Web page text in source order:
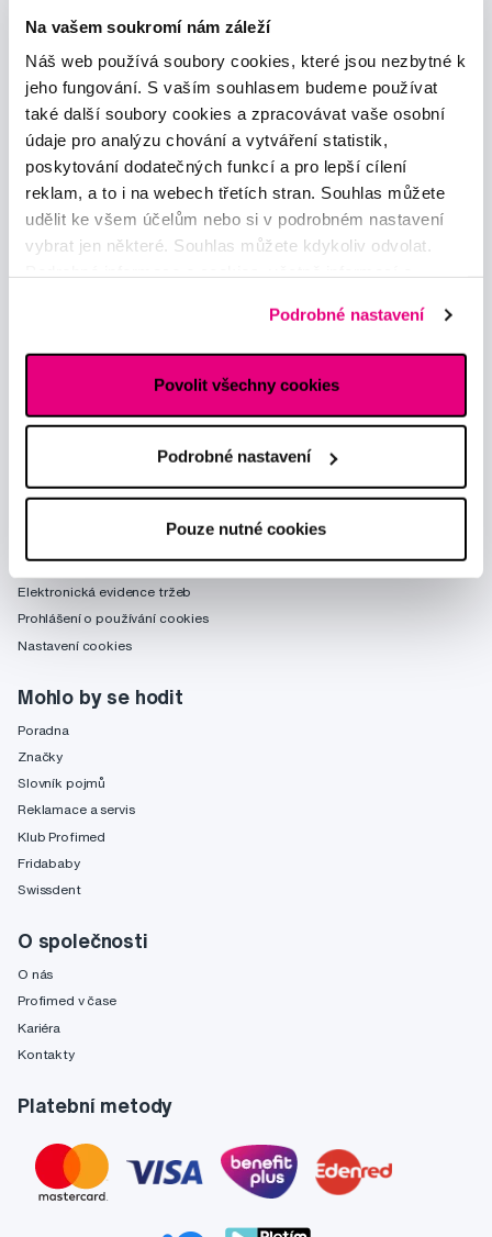
Na vašem soukromí nám záleží
Náš web používá soubory cookies, které jsou nezbytné k
jeho fungování. S vaším souhlasem budeme používat
také další soubory cookies a zpracovávat vaše osobní
údaje pro analýzu chování a vytváření statistik,
poskytování dodatečných funkcí a pro lepší cílení
reklam, a to i na webech třetích stran. Souhlas můžete
udělit ke všem účelům nebo si v podrobném nastavení
vybrat jen některé. Souhlas můžete kdykoliv odvolat.
Podrobné nastavení
Povolit všechny cookies
Podrobné nastavení
Pouze nutné cookies
Obchodní podmínky
Zpracování údajů - smlouva
Zpracování údajů - marketing
Elektronická evidence tržeb
Prohlášení o používání cookies
Nastavení cookies
Mohlo by se hodit
Poradna
Značky
Slovník pojmů
Reklamace a servis
Klub Profimed
Fridababy
Swissdent
O společnosti
O nás
Profimed v čase
Kariéra
Kontakty
Platební metody